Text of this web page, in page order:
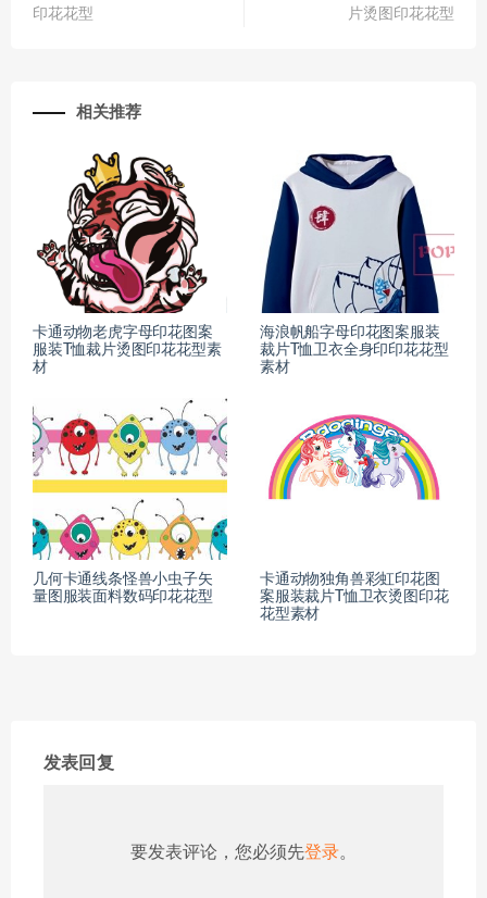
印花花型
片烫图印花花型
相关推荐
卡通动物老虎字母印花图案
服装T恤裁片烫图印花花型素
材
海浪帆船字母印花图案服装
裁片T恤卫衣全身印印花花型
素材
几何卡通线条怪兽小虫子矢
量图服装面料数码印花花型
卡通动物独角兽彩虹印花图
案服装裁片T恤卫衣烫图印花
花型素材
发表回复
要发表评论，您必须先登录。